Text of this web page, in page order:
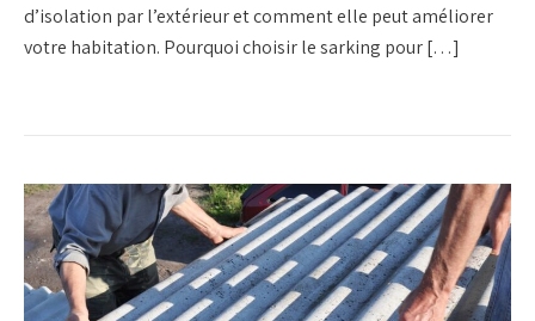
d’isolation par l’extérieur et comment elle peut améliorer
votre habitation. Pourquoi choisir le sarking pour […]